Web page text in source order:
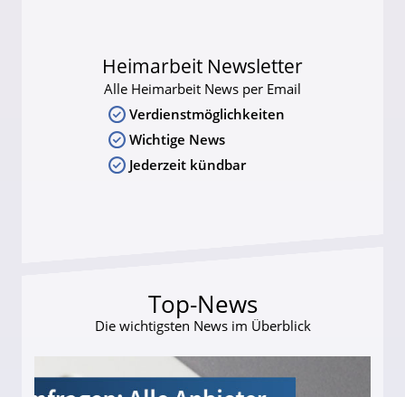
Heimarbeit Newsletter
Alle Heimarbeit News per Email
Verdienstmöglichkeiten
Wichtige News
Jederzeit kündbar
Top-News
Die wichtigsten News im Überblick